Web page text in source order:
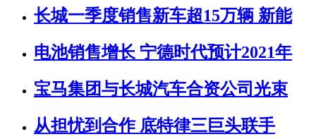
长城一季度销售新车超15万辆 新能
电池销售增长 宁德时代预计2021年
宝马集团与长城汽车合资公司光束
从担忧到合作 底特律三巨头联手